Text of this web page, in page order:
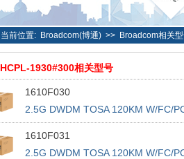
当前位置: Broadcom(博通)>> Broadcom相关
HCPL-1930#300相关型号
1610F030
2.5G DWDM TOSA 120KM W/FC/
CON
1610F031
2.5G DWDM TOSA 120KM W/FC/